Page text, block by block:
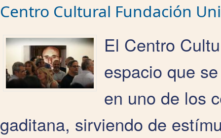
Centro Cultural Fundación
El Centro
espacio que
en uno de los
gaditana, sirviendo de